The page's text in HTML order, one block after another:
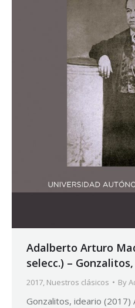
Adalberto Arturo
selecc.) –
2017, Nuestros clásicos By
Gonzalitos, ideario